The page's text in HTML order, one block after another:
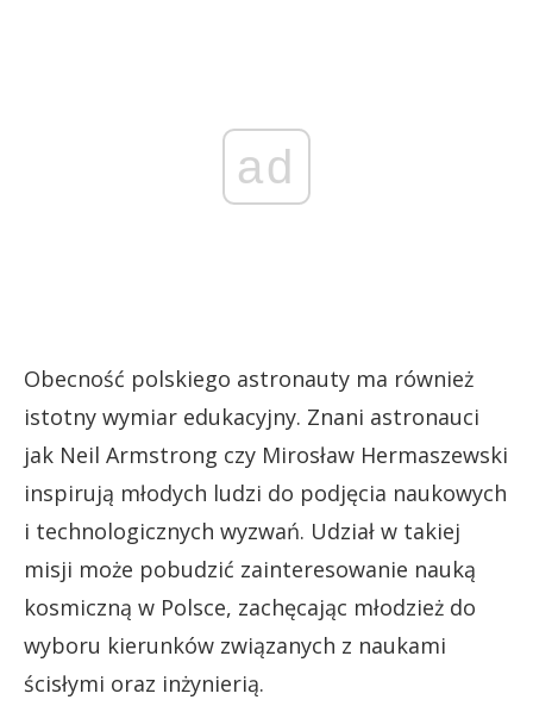
ad
Obecność polskiego astronauty ma również
istotny wymiar edukacyjny. Znani astronauci
jak Neil Armstrong czy Mirosław Hermaszewski
inspirują młodych ludzi do podjęcia naukowych
i technologicznych wyzwań. Udział w takiej
misji może pobudzić zainteresowanie nauką
kosmiczną w Polsce, zachęcając młodzież do
wyboru kierunków związanych z naukami
ścisłymi oraz inżynierią.